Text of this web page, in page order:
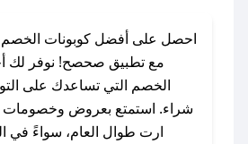
احصل على أفضل كوبونات الخصم
مع تطبيق صحصح! نوفر لك
الخصم التي تساعدك على
شراء. استمتع بعروض
ارت طوال العام، سواءً في